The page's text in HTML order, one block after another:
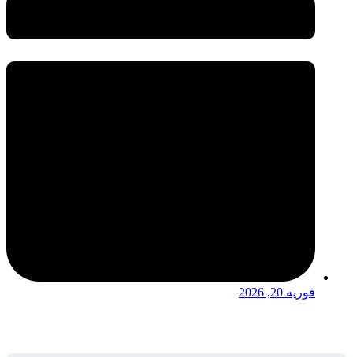
فوریه 20, 2026